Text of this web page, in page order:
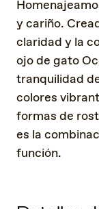
y cariño.
claridad y la
ojo de gato
tranquilidad
colores
formas de
es la
función.